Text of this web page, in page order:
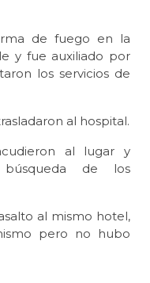
de fuego en la
y fue auxiliado por
los servicios de
al hospital.
al lugar y
búsqueda de los
al mismo hotel,
pero no hubo